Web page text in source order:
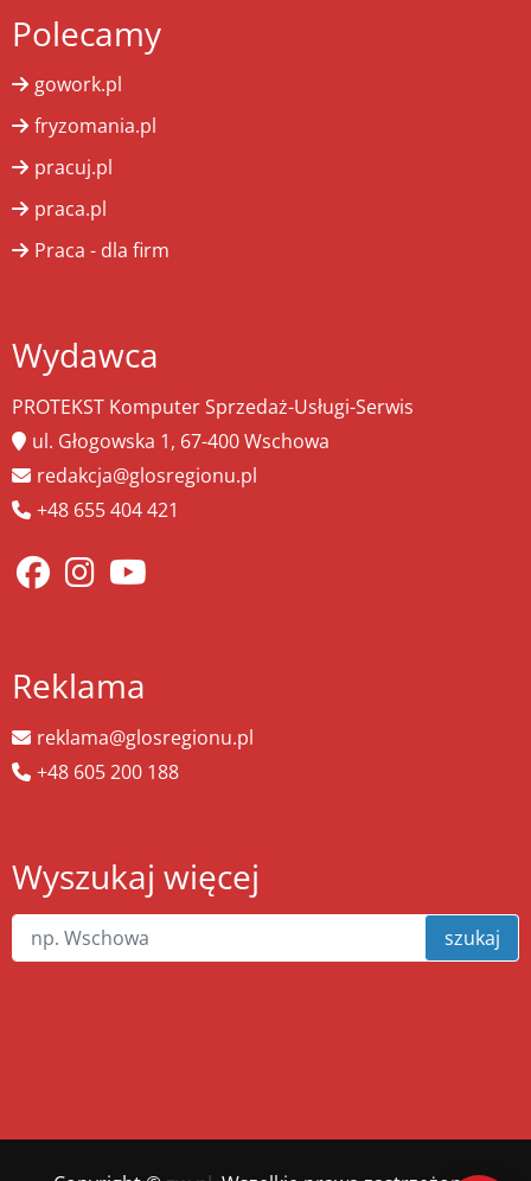
Polecamy
gowork.pl
fryzomania.pl
pracuj.pl
praca.pl
Praca - dla firm
Wydawca
PROTEKST Komputer Sprzedaż-Usługi-Serwis
ul. Głogowska 1, 67-400 Wschowa
redakcja@glosregionu.pl
+48 655 404 421
Reklama
reklama@glosregionu.pl
+48 605 200 188
Wyszukaj więcej
szukaj